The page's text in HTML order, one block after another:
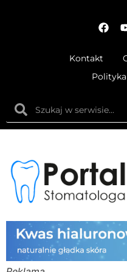
Kontakt